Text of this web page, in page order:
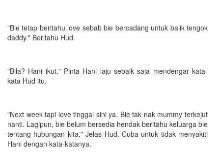
"Bie tetap beritahu love sebab bie bercadang untuk balik tengok
daddy." Beritahu Hud.
"Bila? Hani ikut." Pinta Hani laju sebaik saja mendengar kata-
kata Hud itu.
"Next week tapi love tinggal sini ya. Bie tak nak mummy terkejut
nanti. Lagipun, bie belum bersedia hendak beritahu keluarga bie
tentang hubungan kita." Jelas Hud. Cuba untuk tidak menyakiti
Hani dengan kata-katanya.